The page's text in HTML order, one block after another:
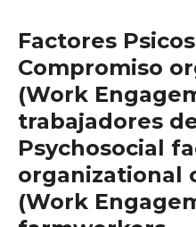
Factores
Compromiso
(Work
trabajadores
Psychosocial
organizational
(Work